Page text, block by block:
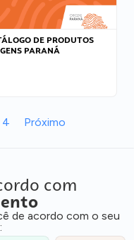
DE PRODUTOS
PARANÁ
4 Próximo
com
de acordo com o seu